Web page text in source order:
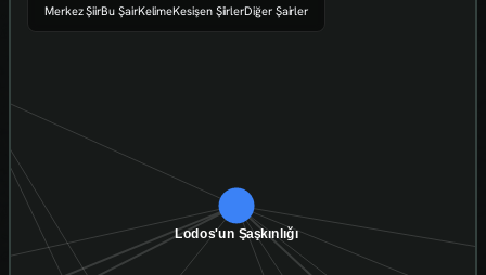
Merkez ŞiirBu ŞairKelimeKesişen ŞiirlerDiğer Şairler